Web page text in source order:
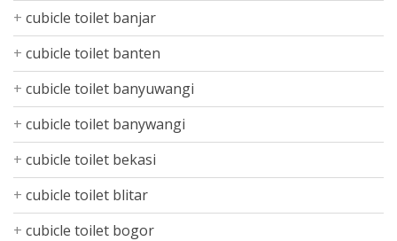
cubicle toilet banjar
cubicle toilet banten
cubicle toilet banyuwangi
cubicle toilet banywangi
cubicle toilet bekasi
cubicle toilet blitar
cubicle toilet bogor